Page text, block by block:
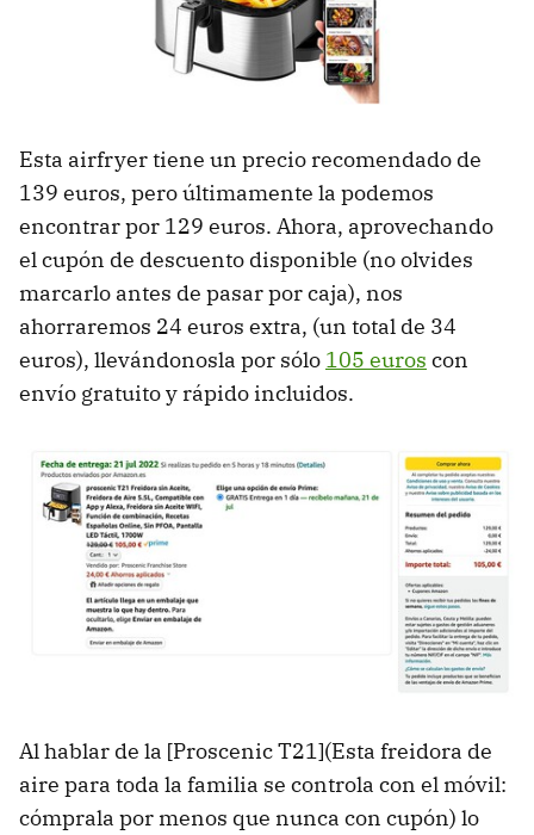
Esta airfryer tiene un precio recomendado de
139 euros, pero últimamente la podemos
encontrar por 129 euros. Ahora, aprovechando
el cupón de descuento disponible (no olvides
marcarlo antes de pasar por caja), nos
ahorraremos 24 euros extra, (un total de 34
euros), llevándonosla por sólo 105 euros con
envío gratuito y rápido incluidos.
Al hablar de la [Proscenic T21](Esta freidora de
aire para toda la familia se controla con el móvil:
cómprala por menos que nunca con cupón) lo